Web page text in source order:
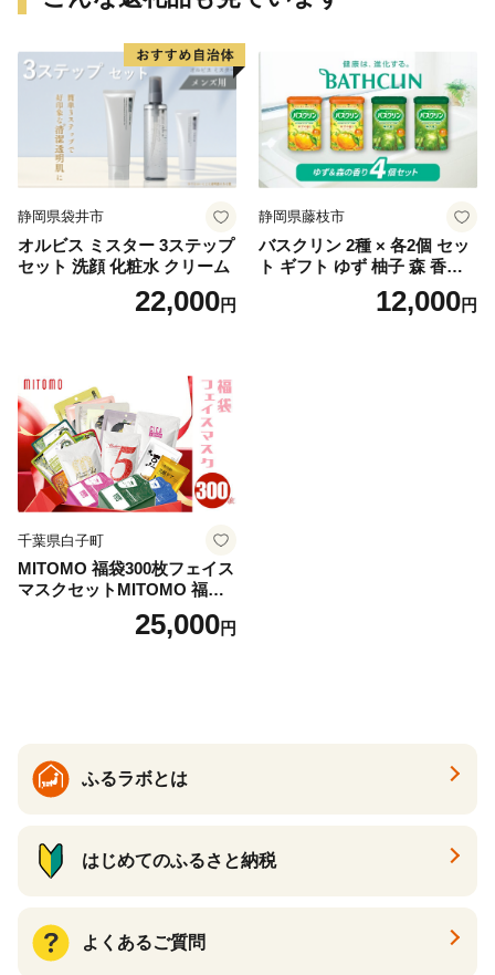
静岡県袋井市
オルビス ミスター 3ステップ
セット 洗顔 化粧水 クリーム
22,000円
静岡県藤枝市
バスクリン 2種 × 各2個 セッ
ト ギフト ゆず 柚子 森 香り
日用品 お風呂 バス用品 温活
アロマ 香り まとめ買い静岡
12,000円
千葉県白子町
MITOMO 福袋300枚フェイス
マスクセットMITOMO 福袋3
00枚フェイスマスクセット
ふるさと納税 パック ファイ
25,000円
ふるラボとは
はじめてのふるさと納税
よくあるご質問